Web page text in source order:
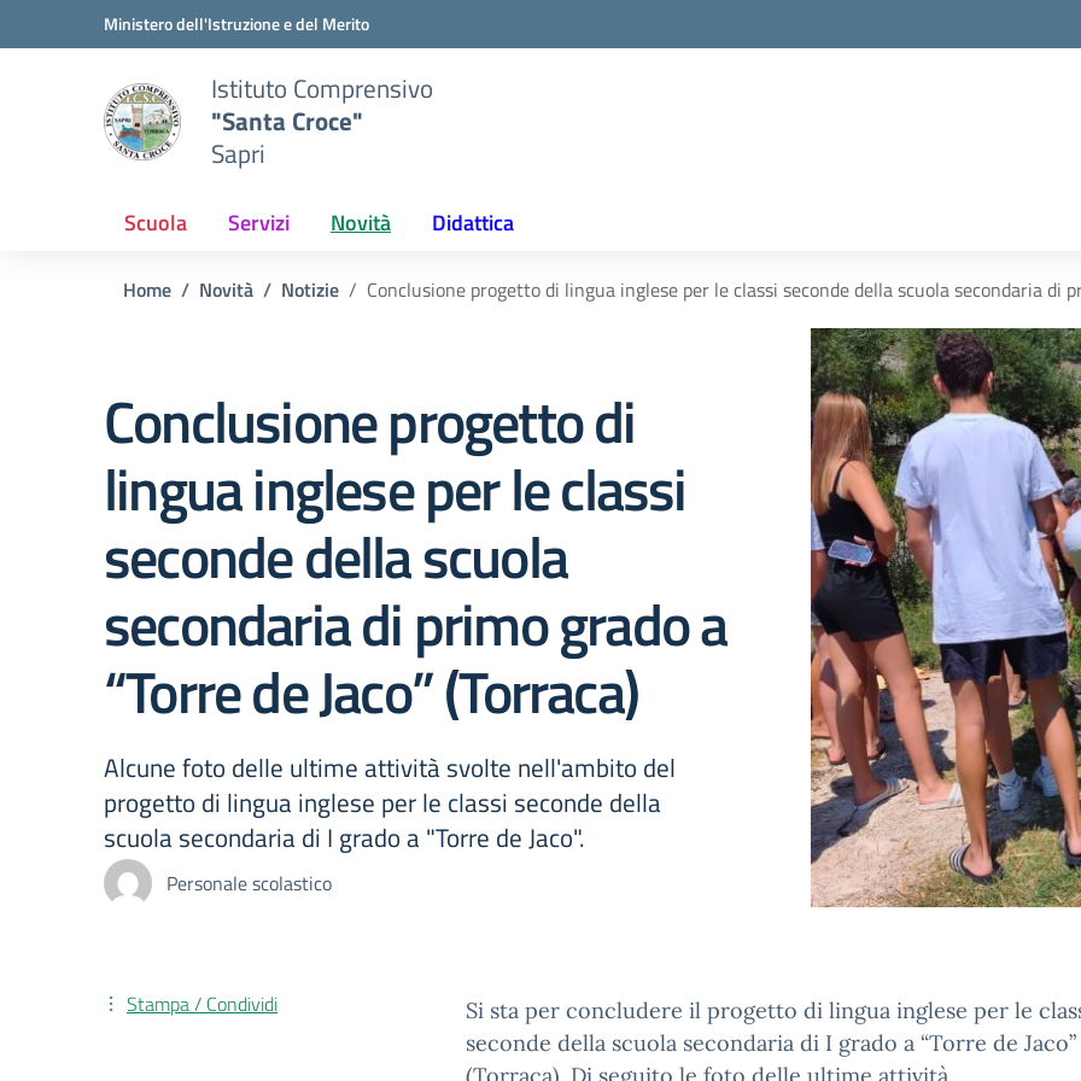
Vai ai contenuti
Vai al menu di navigazioneMinistero dell'Istruzione e del Merito
Istituto Comprensivo
"Santa Croce"
Sapri
Scuola Servizi Novità Didattica
Home Novità Notizie Conclusione progetto di lingua inglese per le classi seconde della scuola secondaria di
Conclusione progetto di
lingua inglese per le classi
seconde della scuola
secondaria di primo grado a
“Torre de Jaco” (Torraca)
Alcune foto delle ultime attività svolte nell'ambito del
progetto di lingua inglese per le classi seconde della
scuola secondaria di I grado a "Torre de Jaco".
Personale scolastico
Si sta per concludere il progetto di lingua inglese per le
seconde della scuola secondaria di I grado a “Torre de Jaco”
Stampa / Condividi